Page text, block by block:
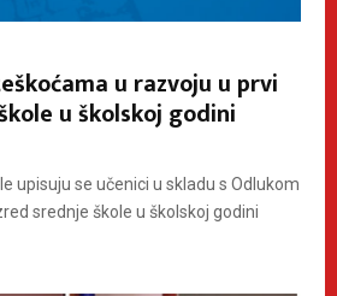
u razvoju u prvi
u školskoj godini
upisuju se učenici u skladu s Odlukom
srednje škole u školskoj godini